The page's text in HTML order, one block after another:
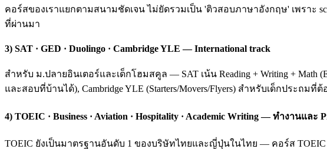
คอร์สของเราแยกตามสนามชัดเจน ไม่ยัดรวมเป็น 'ติวสอบภาษาอังกฤษ' เพราะ
ที่ผ่านมา
3) SAT · GED · Duolingo · Cambridge YLE — International track
สำหรับ ม.ปลายอินเตอร์และเด็กโฮมสคูล — SAT เน้น Reading + Writing + Math
และสอบที่บ้านได้), Cambridge YLE (Starters/Movers/Flyers) สำหรับเด็กประถมที่
4) TOEIC · Business · Aviation · Hospitality · Academic Writing — ทำงานและ
TOEIC ยังเป็นมาตรฐานอันดับ 1 ของบริษัทไทยและญี่ปุ่นในไทย — คอร์ส TOEIC